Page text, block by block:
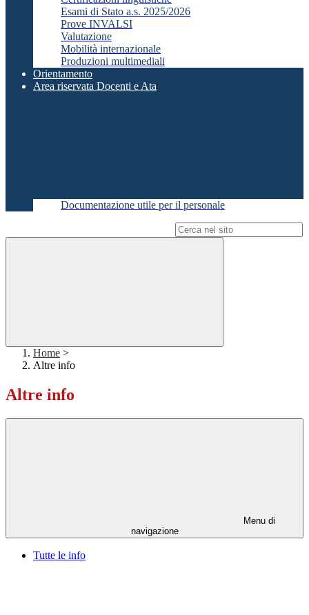
Esami di Stato a.s. 2025/2026
Prove INVALSI
Valutazione
Mobilità internazionale
Produzioni multimediali
Orientamento
Area riservata Docenti e Ata
Documentazione utile per il personale
Home >
Altre info
Altre info
Menu di
navigazione
Tutte le info